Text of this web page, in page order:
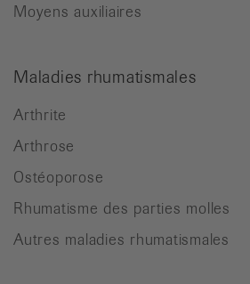
Moyens auxiliaires
Maladies rhumatismales
Arthrite
Arthrose
Ostéoporose
Rhumatisme des parties molles
Autres maladies rhumatismales